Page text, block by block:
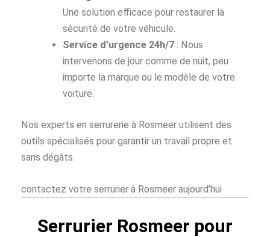
Une solution efficace pour restaurer la
sécurité de votre véhicule.
Service d’urgence 24h/7 : Nous
intervenons de jour comme de nuit, peu
importe la marque ou le modèle de votre
voiture.
Nos experts en serrurerie à Rosmeer utilisent des
outils spécialisés pour garantir un travail propre et
sans dégâts.
contactez votre serrurier à Rosmeer aujourd’hui
Serrurier Rosmeer pour